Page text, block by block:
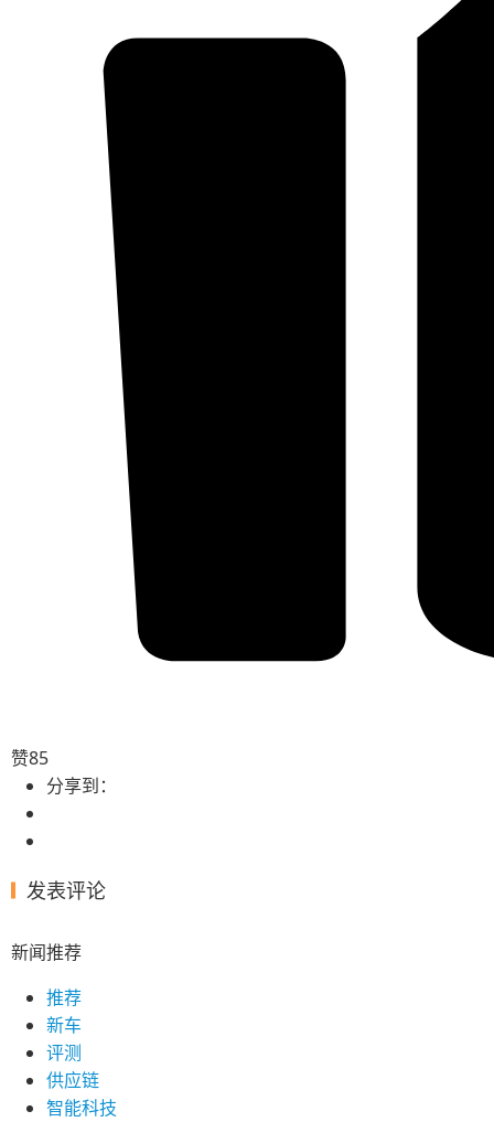
赞85
分享到：
发表评论
新闻推荐
推荐
新车
评测
供应链
智能科技